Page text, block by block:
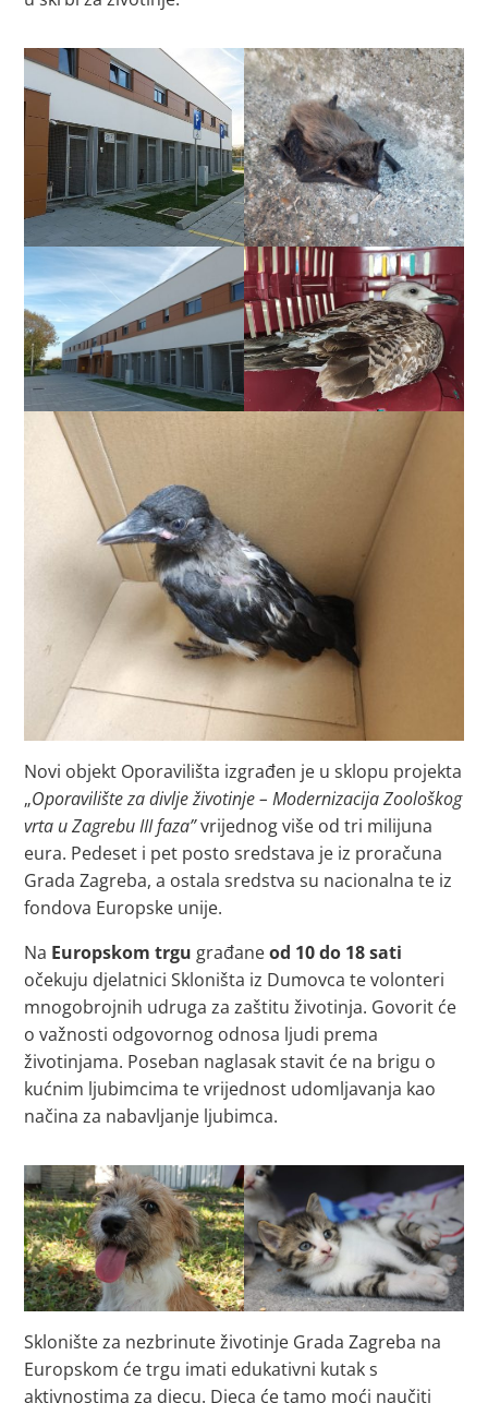
Novi objekt Oporavilišta izgrađen je u sklopu projekta
„Oporavilište za divlje životinje – Modernizacija Zoološkog
vrta u Zagrebu III faza”vrijednog više od tri milijuna
eura. Pedeset i pet posto sredstava je iz proračuna
Grada Zagreba, a ostala sredstva su nacionalna te iz
fondova Europske unije.
Na Europskom trgu građaneod 10 do 18 sati
očekuju djelatnici Skloništa iz Dumovca te volonteri
mnogobrojnih udruga za zaštitu životinja. Govorit će
o važnosti odgovornog odnosa ljudi prema
životinjama. Poseban naglasak stavit će na brigu o
kućnim ljubimcima te vrijednost udomljavanja kao
načina za nabavljanje ljubimca.
Sklonište za nezbrinute životinje Grada Zagreba na
Europskom će trgu imati edukativni kutak s
aktivnostima za djecu. Djeca će tamo moći naučiti